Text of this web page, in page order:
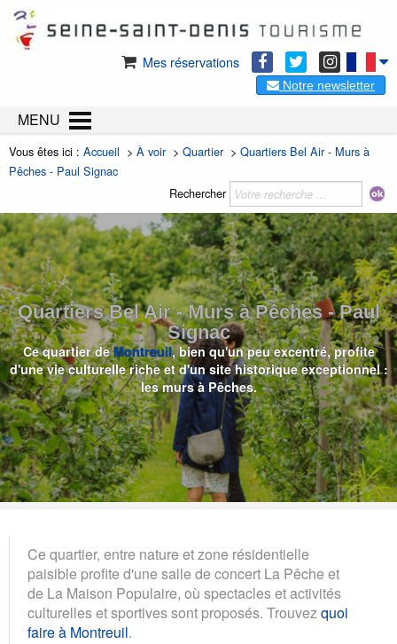
Mes réservations
Notre newsletter
MENU
Vous êtes ici : Accueil > À voir> Quartier> Quartiers Bel Air - Murs à
Pêches - Paul Signac
Rechercher
Quartiers Bel Air - Murs à Pêches - Paul
Signac
Ce quartier deMontreuil, bien qu'un peu excentré, profite
d'une vie culturelle riche et d'un site historique exceptionnel :
les murs à Pêches.
Ce quartier, entre nature et zone résidentielle
paisible profite d'une salle de concert La Pêche et
de La Maison Populaire, où spectacles et activités
culturelles et sportives sont proposés. Trouvezquoi
faire à Montreuil.